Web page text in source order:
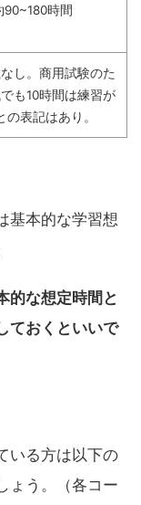
90~180時間
し。商用試験のた
も10時間は練習が
の表記はあり。
基本的な学習想
的な想定時間と
ておくといいで
いる方は以下の
ょう。（各コー